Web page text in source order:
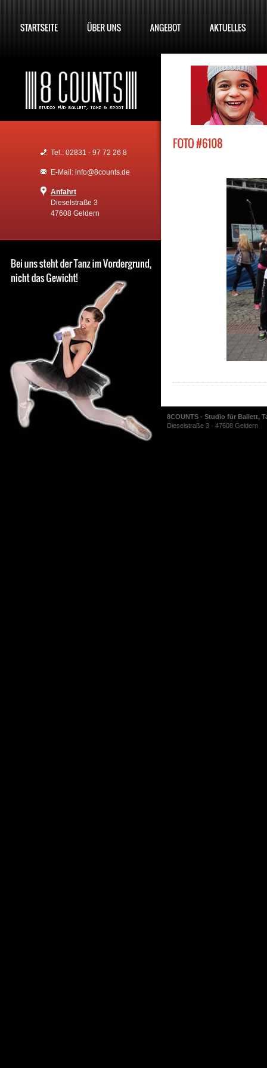
Tel.: 02831 - 97 72 26 8
E-Mail: info@8counts.de
Anfahrt
Dieselstraße 3
47608 Geldern
8COUNTS - Studio für Ballett,
Dieselstraße 3 · 47608 Geldern